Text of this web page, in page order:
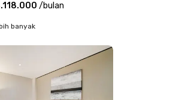
/bulan
banyak